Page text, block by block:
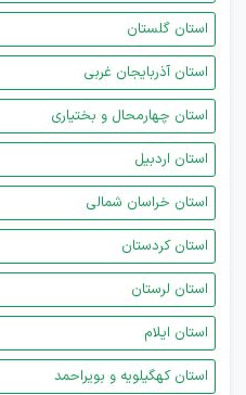
استان گلستان
استان آذربایجان غربی
استان چهارمحال و بختیاری
استان اردبیل
استان خراسان شمالی
استان کردستان
استان لرستان
استان ایلام
استان کهگیلویه و بویراحمد